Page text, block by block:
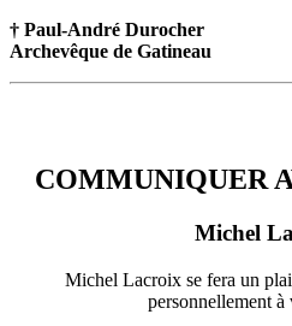
† Paul-André Durocher
Archevêque de Gatineau
COMMUNIQUER
Michel
Michel Lacroix se fera un
personnellement à